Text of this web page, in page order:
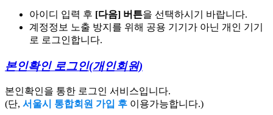
아이디 입력 후 [다음] 버튼을 선택하시기 바랍니다.
계정정보 노출 방지를 위해 공용 기기가 아닌 개인 기기
로 로그인합니다.
본인확인 로그인(개인회원)
본인확인을 통한 로그인 서비스입니다.
(단, 서울시 통합회원 가입 후 이용가능합니다.)